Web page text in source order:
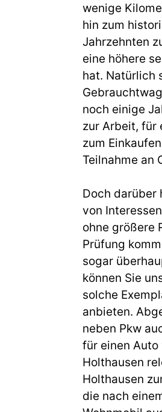
wenige
hin zum
Jahrzehnten
eine höhere
hat. Natürlich
noch einige
zur Arbeit, für
zum
Teilnahme an
Doch darüber
von
ohne größere
Prüfung
sogar
können Sie
solche
anbieten.
neben Pkw
für einen
Holthausen
Holthausen
die nach